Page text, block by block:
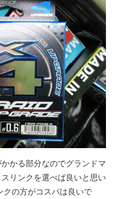
かる部分なのでグランドマ
リンクを選べば良いと思い
クの方がコスパは良いで